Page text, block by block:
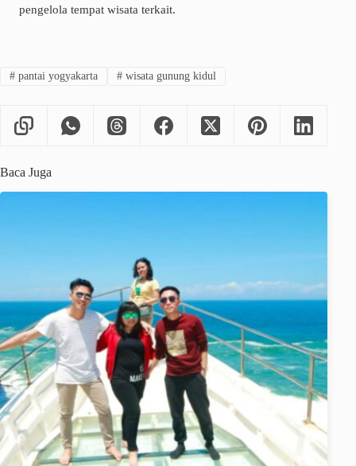
pengelola tempat wisata terkait.
#pantai yogyakarta #wisata gunung kidul
Baca Juga